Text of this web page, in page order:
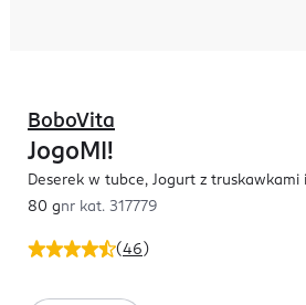
(46 )
BoboVita
JogoMI!
Deserek w tubce, Jogurt z truskawkami
80 gnr kat. 317779